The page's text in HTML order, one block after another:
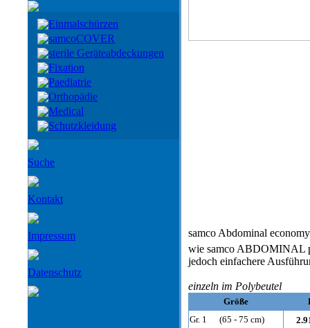
Einmalschürzen
samcoCOVER
sterile Geräteabdeckungen
Fixation
Paediatrie
Orthopädie
Medical
Schutzkleidung
Suche
Kontakt
Impressum
Datenschutz
samco Abdominal
wie samco ABDOMINAL
jedoch einfachere
einzeln im Polybeutel
Größe
Gr. 1 (65 - 75 cm)